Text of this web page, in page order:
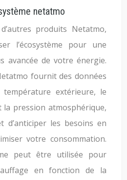
netatmo
produits Netatmo,
l’écosystème pour une
avancée de votre énergie.
fournit des données
extérieure, le
la pression atmosphérique,
d’anticiper les besoins en
votre consommation.
peut être utilisée pour
en fonction de la